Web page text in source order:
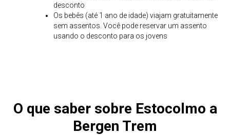
desconto
Os bebês (até 1 ano de idade) viajam gratuitamente
sem assentos. Você pode reservar um assento
usando o desconto para os jovens
O que saber sobre Estocolmo a
Bergen Trem